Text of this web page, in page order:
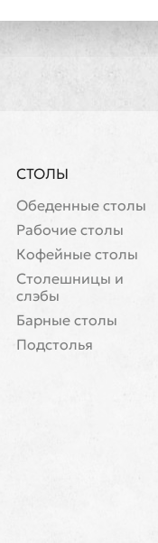
СТОЛЫ
Обеденные столы
Рабочие столы
Кофейные столы
Cтолешницы и
слэбы
Барные столы
Подстолья